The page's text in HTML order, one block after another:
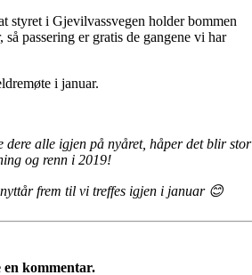
styret i Gjevilvassvegen holder bommen
så passering er gratis de gangene vi har
i januar.
dere alle igjen på nyåret, håper det blir stor
og renn i 2019!
frem til vi treffes igjen i januar 😊
kommentar.